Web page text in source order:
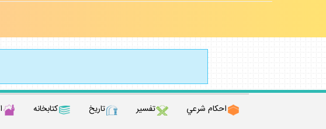
احكام شرعي تفسير تاريخ كتابخانه